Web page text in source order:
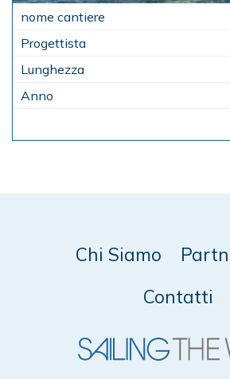
Chi Siamo
Contatti